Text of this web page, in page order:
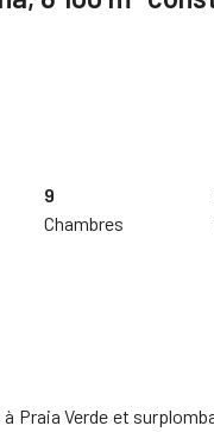
9
Chambres
Praia Verde et